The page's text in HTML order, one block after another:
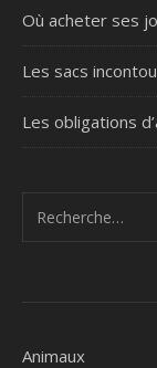
Où acheter ses
Les sacs
Les obligations
Animaux